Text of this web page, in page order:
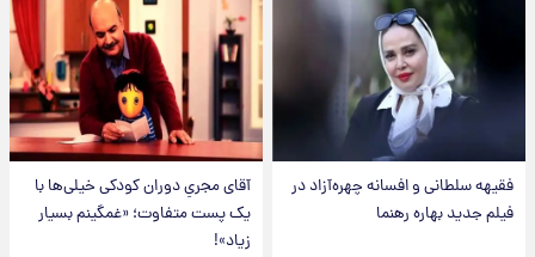
فقیهه سلطانی و افسانه چهره‌آزاد در
فیلم جدید بهاره رهنما
آقای مجریِ دوران کودکی خیلی‌ها با
یک پست متفاوت؛ «غمگینم بسیار
زیاد»!